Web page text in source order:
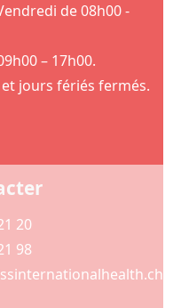
de 08h00 -
– 17h00.
jours fériés fermés.
20
98